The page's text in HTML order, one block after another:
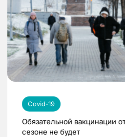
Covid-19
Обязательной вакцинации
сезоне не будет